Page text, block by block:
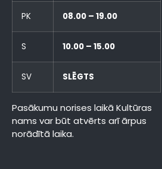
PK 08.00 – 19.00
S 10.00 – 15.00
SV SLĒGTS
Pasākumu norises laikā Kultūras
nams var būt atvērts arī ārpus
norādītā laika.